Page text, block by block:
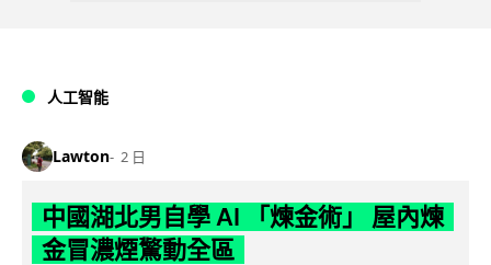
人工智能
Lawton 2 日
中國湖北男自學 AI 「煉金術」 屋內煉
金冒濃煙驚動全區